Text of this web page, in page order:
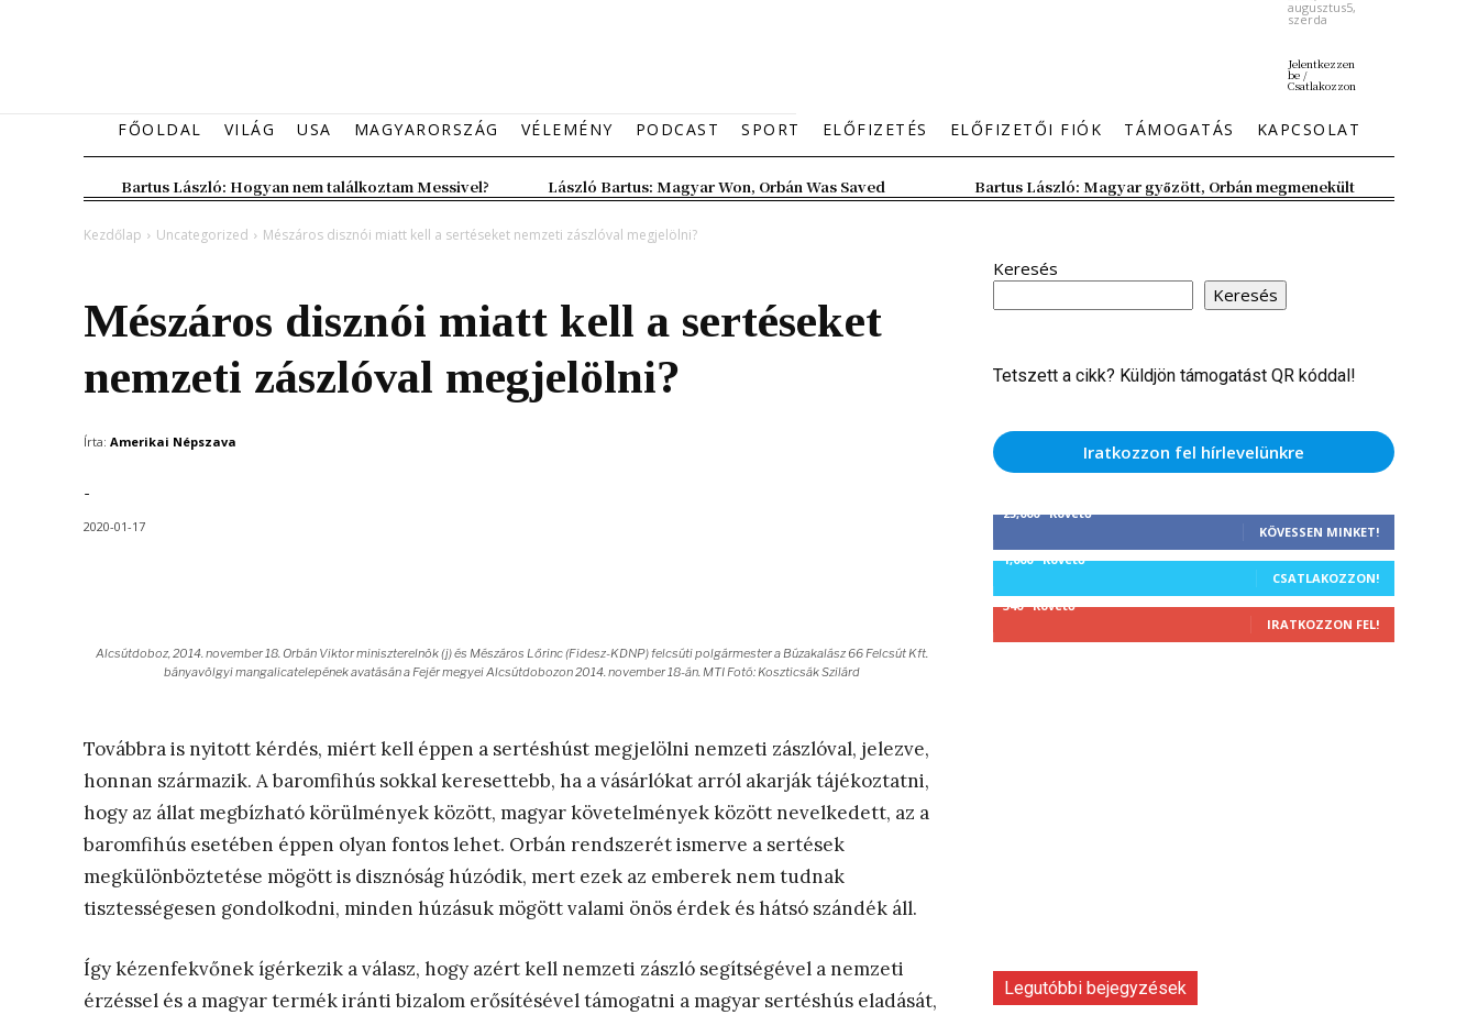
augusztus5,
szerda
Jelentkezzen
be /
Csatlakozzon
FŐOLDAL VILÁG USA MAGYARORSZÁG VÉLEMÉNY PODCAST SPORT ELŐFIZETÉS ELŐFIZETŐI FIÓK TÁMOGATÁS KAPCSOLAT
Bartus László: Hogyan nem találkoztam Messivel? László Bartus: Magyar Won, Orbán Was Saved Bartus László: Magyar győzött, Orbán megmenekült
Kezdőlap Uncategorized Mészáros disznói miatt kell a sertéseket nemzeti zászlóval megjelölni?
Mészáros disznói miatt kell a sertéseket
nemzeti zászlóval megjelölni?
Írta: Amerikai Népszava
-
2020-01-17
Alcsútdoboz, 2014. november 18. Orbán Viktor miniszterelnök (j) és Mészáros Lőrinc (Fidesz-KDNP) felcsúti polgármester a Búzakalász 66 Felcsút Kft.
bányavölgyi mangalicatelepének avatásán a Fejér megyei Alcsútdobozon 2014. november 18-án. MTI Fotó: Koszticsák Szilárd
Továbbra is nyitott kérdés, miért kell éppen a sertéshúst megjelölni nemzeti zászlóval, jelezve,
honnan származik. A baromfihús sokkal keresettebb, ha a vásárlókat arról akarják tájékoztatni,
hogy az állat megbízható körülmények között, magyar követelmények között nevelkedett, az a
baromfihús esetében éppen olyan fontos lehet. Orbán rendszerét ismerve a sertések
megkülönböztetése mögött is disznóság húzódik, mert ezek az emberek nem tudnak
tisztességesen gondolkodni, minden húzásuk mögött valami önös érdek és hátsó szándék áll.
Így kézenfekvőnek ígérkezik a válasz, hogy azért kell nemzeti zászló segítségével a nemzeti
érzéssel és a magyar termék iránti bizalom erősítésével támogatni a magyar sertéshús eladását,
Keresés
Keresés
Tetszett a cikk? Küldjön támogatást QR kóddal!
Iratkozzon fel hírlevelünkre
25,000 Követő
KÖVESSEN MINKET!
1,000 Követő
CSATLAKOZZON!
340 Követő
IRATKOZZON FEL!
Legutóbbi bejegyzések